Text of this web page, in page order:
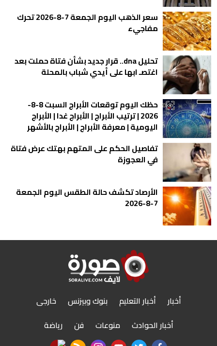
سعر الذهب اليوم الجمعة 7-8-2026 تحرك
مفاجيء
تحليل dna.. قرار جديد بشأن فتاة حملت بعد
اغتصـ ابها على أيدي شباب بالمحلة
حظك اليوم توقعات الأبراج السبت 8-8-
2026 | ترتيب الأبراج | الأبراج غدا | الأبراج
اليومية | معرفة الأبراج | الأبراج بالأشهر
تفاصيل الحكم على المتهم بهتك عرض فتاة
في العجوزة
الأرصاد تكشف حالة الطقس اليوم الجمعة
7-8-2026
أخبار أخبار التعليم بنوك وبيزنس
خارجى
أخبار الحوادث
منوعات فن
رياضة